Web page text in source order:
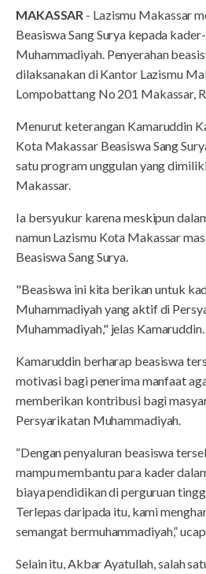
MAKASSAR - Lazismu Makassar
Beasiswa Sang Surya kepada
Muhammadiyah. Penyerahan
dilaksanakan di Kantor Lazismu
Lompobattang No 201 Makassar,
Menurut keterangan Kamaruddin
Kota Makassar Beasiswa Sang
satu program unggulan yang
Makassar.
Ia bersyukur karena meskipun
namun Lazismu Kota Makassar
Beasiswa Sang Surya.
"Beasiswa ini kita berikan untuk
Muhammadiyah yang aktif di
Muhammadiyah," jelas Kamaruddin.
Kamaruddin berharap beasiswa
motivasi bagi penerima manfaat
memberikan kontribusi bagi
Persyarikatan Muhammadiyah.
“Dengan penyaluran beasiswa
mampu membantu para kader
biaya pendidikan di perguruan
Terlepas daripada itu, kami
semangat bermuhammadiyah,”
Selain itu, Akbar Ayatullah, salah